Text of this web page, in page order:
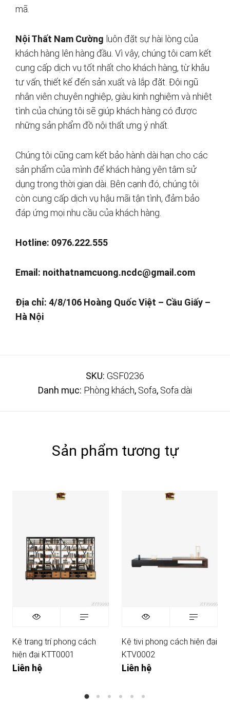
mã.
Nội Thất Nam Cường luôn đặt sự hài lòng của
khách hàng lên hàng đầu. Vì vậy, chúng tôi cam kết
cung cấp dịch vụ tốt nhất cho khách hàng, từ khâu
tư vấn, thiết kế đến sản xuất và lắp đặt. Đội ngũ
nhân viên chuyên nghiệp, giàu kinh nghiệm và nhiệt
tình của chúng tôi sẽ giúp khách hàng có được
những sản phẩm đồ nội thất ưng ý nhất.
Chúng tôi cũng cam kết bảo hành dài hạn cho các
sản phẩm của mình để khách hàng yên tâm sử
dụng trong thời gian dài. Bên cạnh đó, chúng tôi
còn cung cấp dịch vụ hậu mãi tận tình, đảm bảo
đáp ứng mọi nhu cầu của khách hàng.
Hotline: 0976.222.555
Email: noithatnamcuong.ncdc@gmail.com
Địa chỉ: 4/8/106 Hoàng Quốc Việt – Cầu Giấy –
Hà Nội
SKU: GSF0236
Danh mục: Phòng khách, Sofa, Sofa dài
Sản phẩm tương tự
Kệ trang trí phong cách
hiện đại KTT0001
Liên hệ
Kệ tivi phong cách hiện đại
KTV0002
Liên hệ